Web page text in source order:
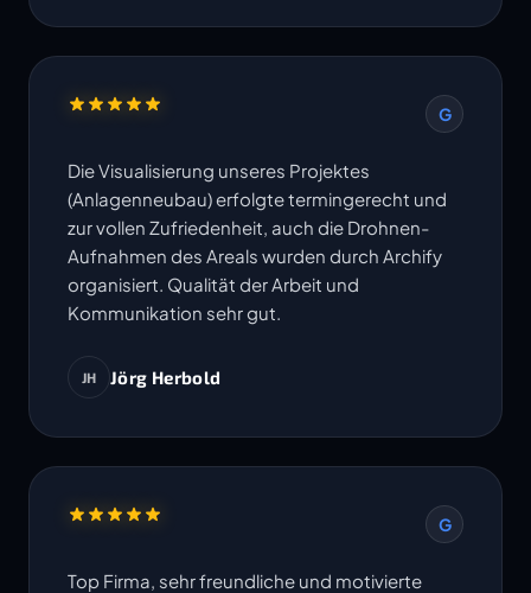
G
Die Visualisierung unseres Projektes
(Anlagenneubau) erfolgte termingerecht und
zur vollen Zufriedenheit, auch die Drohnen-
Aufnahmen des Areals wurden durch Archify
organisiert. Qualität der Arbeit und
Kommunikation sehr gut.
JH Jörg Herbold
G
Top Firma, sehr freundliche und motivierte